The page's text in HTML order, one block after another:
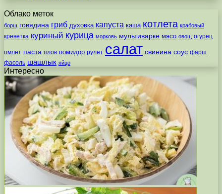
Облако меток
борщ говядина гриб духовка капуста каша котлета крабовый
креветка куриный курица морковь мультиварке мясо овощ огурец
омлет паста плов помидор рулет салат свинина соус фарш
фасоль шашлык яйцо
Интересно